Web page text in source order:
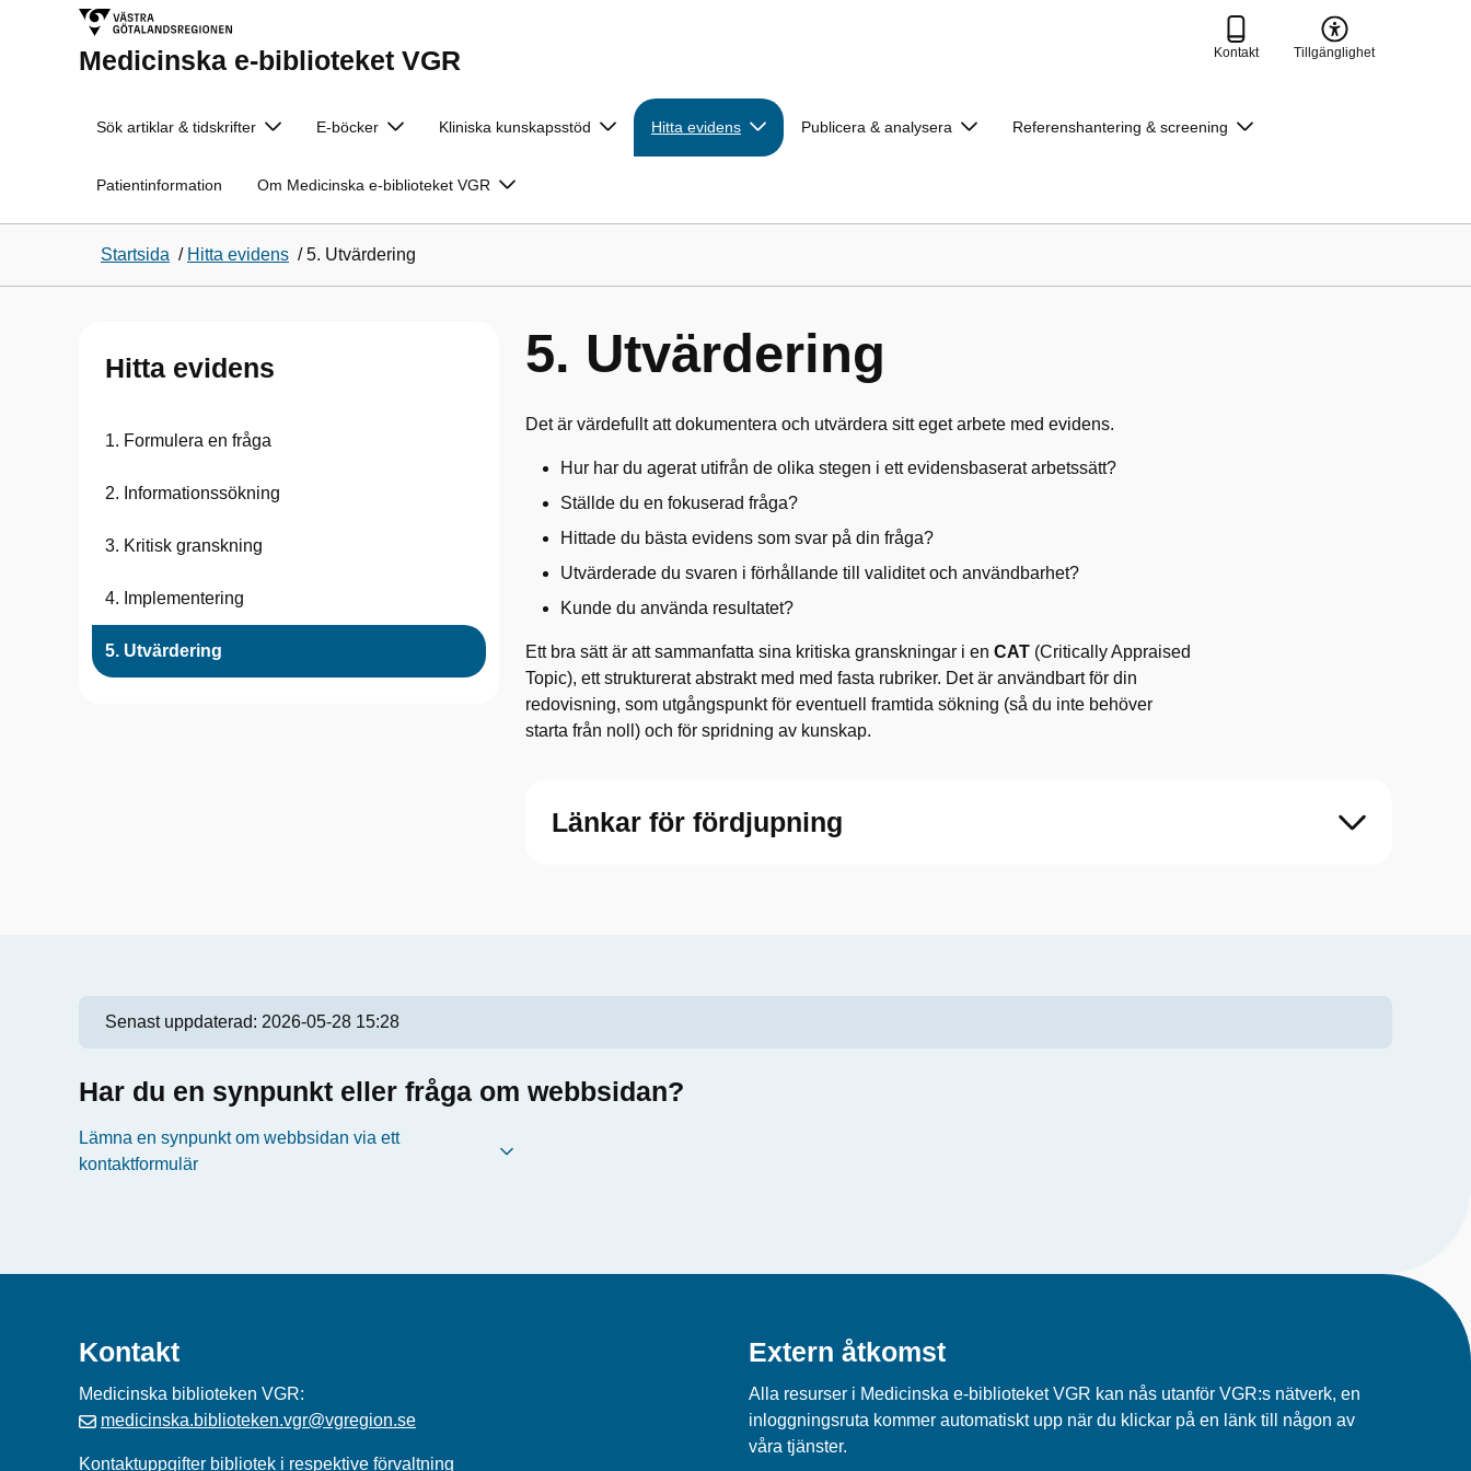
Medicinska e-biblioteket VGR Kontakt Tillgänglighet
Sök artiklar & tidskrifter E-böcker Kliniska kunskapsstöd Hitta evidens Publicera & analysera Referenshantering & screening
Patientinformation Om Medicinska e-biblioteket VGR
Startsida / Hitta evidens /5. Utvärdering
Hitta evidens
1. Formulera en fråga
2. Informationssökning
3. Kritisk granskning
4. Implementering
5. Utvärdering
5. Utvärdering
Det är värdefullt att dokumentera och utvärdera sitt eget arbete med evidens.
Hur har du agerat utifrån de olika stegen i ett evidensbaserat arbetssätt?
Ställde du en fokuserad fråga?
Hittade du bästa evidens som svar på din fråga?
Utvärderade du svaren i förhållande till validitet och användbarhet?
Kunde du använda resultatet?
Ett bra sätt är att sammanfatta sina kritiska granskningar i en CAT (Critically Appraised
Topic), ett strukturerat abstrakt med med fasta rubriker. Det är användbart för din
redovisning, som utgångspunkt för eventuell framtida sökning (så du inte behöver
starta från noll) och för spridning av kunskap.
Länkar för fördjupning
Senast uppdaterad: 2026-05-28 15:28
Har du en synpunkt eller fråga om webbsidan?
Lämna en synpunkt om webbsidan via ett
kontaktformulär
Kontakt
Medicinska biblioteken VGR:
medicinska.biblioteken.vgr@vgregion.se
Kontaktuppgifter bibliotek i respektive förvaltning
Extern åtkomst
Alla resurser i Medicinska e-biblioteket VGR kan nås utanför VGR:s nätverk, en
inloggningsruta kommer automatiskt upp när du klickar på en länk till någon av
våra tjänster.